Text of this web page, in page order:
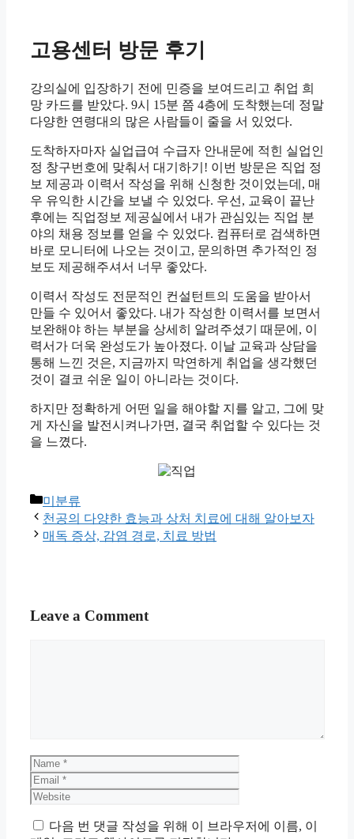
고용센터 방문 후기
강의실에 입장하기 전에 민증을 보여드리고 취업 희
망 카드를 받았다. 9시 15분 쯤 4층에 도착했는데 정말
다양한 연령대의 많은 사람들이 줄을 서 있었다.
도착하자마자 실업급여 수급자 안내문에 적힌 실업인
정 창구번호에 맞춰서 대기하기! 이번 방문은 직업 정
보 제공과 이력서 작성을 위해 신청한 것이었는데, 매
우 유익한 시간을 보낼 수 있었다. 우선, 교육이 끝난
후에는 직업정보 제공실에서 내가 관심있는 직업 분
야의 채용 정보를 얻을 수 있었다. 컴퓨터로 검색하면
바로 모니터에 나오는 것이고, 문의하면 추가적인 정
보도 제공해주셔서 너무 좋았다.
이력서 작성도 전문적인 컨설턴트의 도움을 받아서
만들 수 있어서 좋았다. 내가 작성한 이력서를 보면서
보완해야 하는 부분을 상세히 알려주셨기 때문에, 이
력서가 더욱 완성도가 높아졌다. 이날 교육과 상담을
통해 느낀 것은, 지금까지 막연하게 취업을 생각했던
것이 결코 쉬운 일이 아니라는 것이다.
하지만 정확하게 어떤 일을 해야할 지를 알고, 그에 맞
게 자신을 발전시켜나가면, 결국 취업할 수 있다는 것
을 느꼈다.
Categories
미분류
천공의 다양한 효능과 상처 치료에 대해 알아보자
매독 증상, 감염 경로, 치료 방법
Leave a Comment
Name
다음 번 댓글 작성을 위해 이 브라우저에 이름, 이